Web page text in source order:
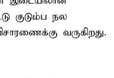
குடும்ப நல
வருகிறது.